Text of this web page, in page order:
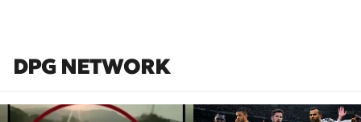
DPG NETWORK